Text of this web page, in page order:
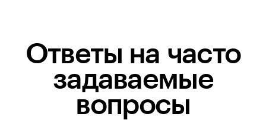
Ответы на часто
задаваемые
вопросы